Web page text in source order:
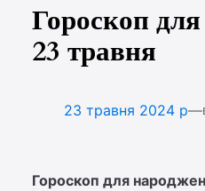
Гороскоп
23 травня
23 травня 2024 р—
Гороскоп для